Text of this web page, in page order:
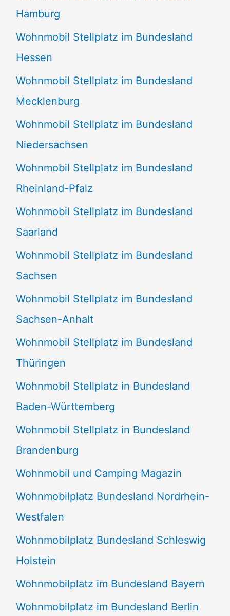
Hamburg
Wohnmobil Stellplatz im Bundesland
Hessen
Wohnmobil Stellplatz im Bundesland
Mecklenburg
Wohnmobil Stellplatz im Bundesland
Niedersachsen
Wohnmobil Stellplatz im Bundesland
Rheinland-Pfalz
Wohnmobil Stellplatz im Bundesland
Saarland
Wohnmobil Stellplatz im Bundesland
Sachsen
Wohnmobil Stellplatz im Bundesland
Sachsen-Anhalt
Wohnmobil Stellplatz im Bundesland
Thüringen
Wohnmobil Stellplatz in Bundesland
Baden-Württemberg
Wohnmobil Stellplatz in Bundesland
Brandenburg
Wohnmobil und Camping Magazin
Wohnmobilplatz Bundesland Nordrhein-
Westfalen
Wohnmobilplatz Bundesland Schleswig
Holstein
Wohnmobilplatz im Bundesland Bayern
Wohnmobilplatz im Bundesland Berlin